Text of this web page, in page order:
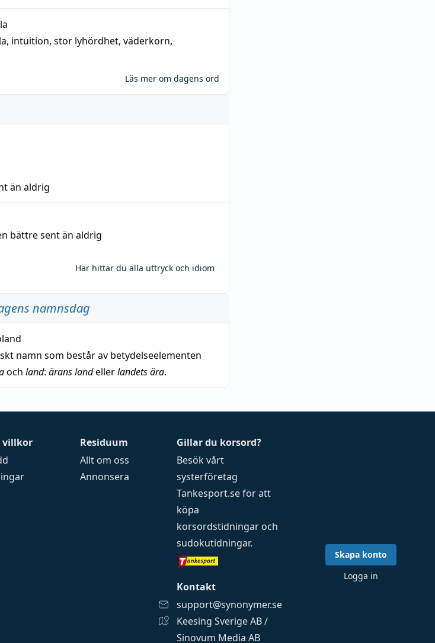
, intuition, stor lyhördhet, väderkorn,
Läs mer om dagens ord
än aldrig
bättre sent än aldrig
Här hittar du alla uttryck och idiom
namnsdag
namn som består av betydelseelementen
och land: ärans landellerlandets ära.
villkor
Residuum
Allt om oss
Annonsera
Gillar du korsord?
Besök vårt
systerföretag
Tankesport.seför att
köpa
korsordstidningar och
sudokutidningar.
Kontakt
support@synonymer.se
Keesing Sverige AB /
Sinovum Media AB
Skapa konto
Logga in